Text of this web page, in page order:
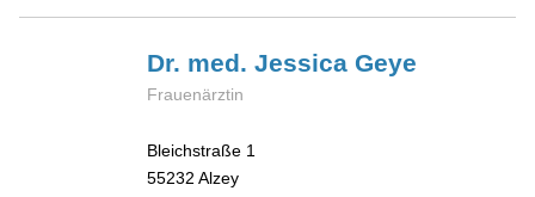
Dr. med. JessicaGeye
Frauenärztin
Bleichstraße 1
55232 Alzey